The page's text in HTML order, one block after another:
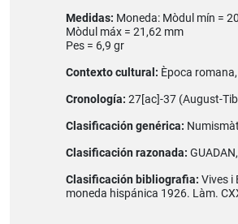
Medidas: Moneda: Mòdul mín =
Mòdul máx = 21,62 mm
Pes = 6,9 gr
Contexto cultural: Època
Cronología: 27[ac]-37 (August-
Clasificación genérica:
Clasificación razonada:
Clasificación bibliografia: Vives i
moneda hispánica 1926. Làm.